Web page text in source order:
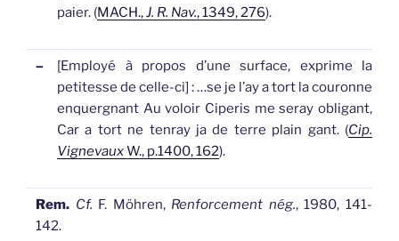
paier. (MACH.,J. R. Nav., 1349, 276).
–
[Employé à propos d’une surface, exprime la
petitesse de celle-ci] : …se je l’ay a tort la couronne
enquergnant Au voloir Ciperis me seray obligant,
Car a tort ne tenray ja de terre plain gant. (Cip.
VignevauxW., p.1400, 162).
Rem. Cf. F. Möhren, Renforcement nég., 1980, 141-
142.